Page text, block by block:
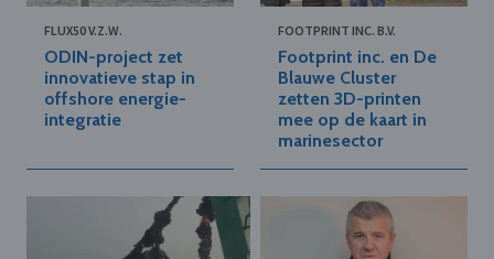
FLUX50 V.Z.W.
ODIN-project zet
innovatieve stap in
offshore energie-
integratie
FOOTPRINT INC. B.V.
Footprint inc. en De
Blauwe Cluster
zetten 3D-printen
mee op de kaart in
marinesector